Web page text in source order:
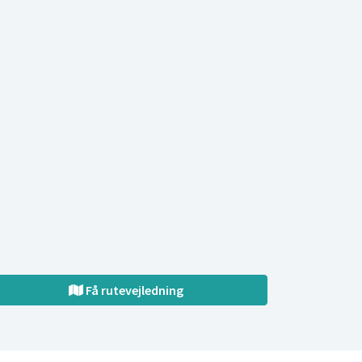
Få rutevejledning